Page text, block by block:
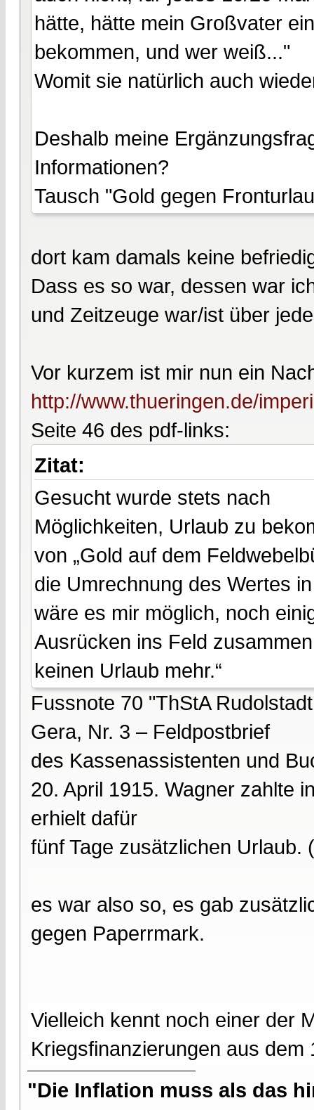
hätte, hätte mein Großvater
bekommen, und wer weiß..."
Womit sie natürlich auch
Deshalb meine
Informationen?
Tausch "Gold gegen
dort kam damals keine
Dass es so war, dessen war
und Zeitzeuge war/ist über
Vor kurzem ist mir nun ein
http://www.thueringen.de/
Seite 46 des pdf-links:
Zitat:
Gesucht wurde stets nach
Möglichkeiten, Urlaub zu
von „Gold auf dem
die Umrechnung des Wertes
wäre es mir möglich, noch
Ausrücken ins Feld
keinen Urlaub mehr.“
Fussnote 70 "ThStA
Gera, Nr. 3 – Feldpostbrief
des Kassenassistenten und
20. April 1915. Wagner zahlte
erhielt dafür
fünf Tage zusätzlichen
es war also so, es gab
gegen Paperrmark.
Vielleich kennt noch einer der
Kriegsfinanzierungen aus dem
"Die Inflation muss als das